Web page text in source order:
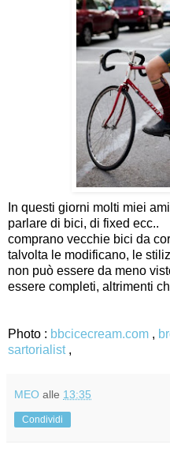
In questi giorni molti miei
parlare di bici, di fixed ecc..
comprano vecchie bici da
talvolta le modificano, le
non può essere da meno
essere completi, altrimenti
Photo : bbcicecream.com ,
sartorialist,
MEO alle 13:35
Condividi